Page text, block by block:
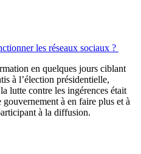
les réseaux sociaux ?
en quelques jours ciblant
à l’élection présidentielle,
lutte contre les ingérences était
à en faire plus et à
à la diffusion.